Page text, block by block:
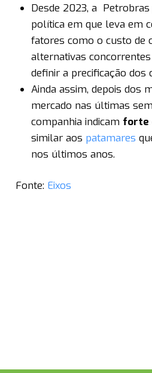
Desde 2023, a
política em que leva em
fatores como o custo de
alternativas
definir a precificação dos
Ainda assim, depois dos
mercado nas últimas
companhia indicam forte
similar aos patamares
nos últimos anos.
Fonte: Eixos